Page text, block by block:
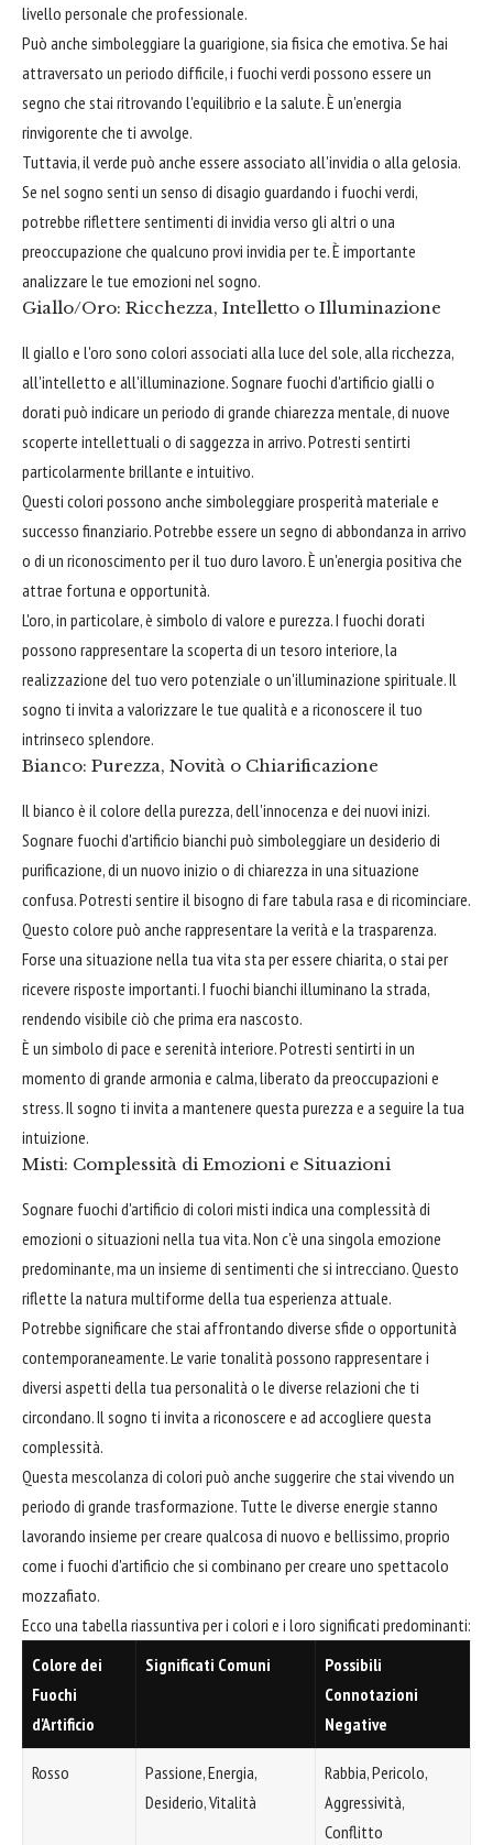
livello personale che professionale.
Può anche simboleggiare la guarigione, sia fisica che emotiva. Se hai
attraversato un periodo difficile, i fuochi verdi possono essere un
segno che stai ritrovando l'equilibrio e la salute. È un'energia
rinvigorente che ti avvolge.
Tuttavia, il verde può anche essere associato all'invidia o alla gelosia.
Se nel sogno senti un senso di disagio guardando i fuochi verdi,
potrebbe riflettere sentimenti di invidia verso gli altri o una
preoccupazione che qualcuno provi invidia per te. È importante
analizzare le tue emozioni nel sogno.
Giallo/Oro: Ricchezza, Intelletto o Illuminazione
Il giallo e l'oro sono colori associati alla luce del sole, alla ricchezza,
all'intelletto e all'illuminazione. Sognare fuochi d'artificio gialli o
dorati può indicare un periodo di grande chiarezza mentale, di nuove
scoperte intellettuali o di saggezza in arrivo. Potresti sentirti
particolarmente brillante e intuitivo.
Questi colori possono anche simboleggiare prosperità materiale e
successo finanziario. Potrebbe essere un segno di abbondanza in arrivo
o di un riconoscimento per il tuo duro lavoro. È un'energia positiva che
attrae fortuna e opportunità.
L'oro, in particolare, è simbolo di valore e purezza. I fuochi dorati
possono rappresentare la scoperta di un tesoro interiore, la
realizzazione del tuo vero potenziale o un'illuminazione spirituale. Il
sogno ti invita a valorizzare le tue qualità e a riconoscere il tuo
intrinseco splendore.
Bianco: Purezza, Novità o Chiarificazione
Il bianco è il colore della purezza, dell'innocenza e dei nuovi inizi.
Sognare fuochi d'artificio bianchi può simboleggiare un desiderio di
purificazione, di un nuovo inizio o di chiarezza in una situazione
confusa. Potresti sentire il bisogno di fare tabula rasa e di ricominciare.
Questo colore può anche rappresentare la verità e la trasparenza.
Forse una situazione nella tua vita sta per essere chiarita, o stai per
ricevere risposte importanti. I fuochi bianchi illuminano la strada,
rendendo visibile ciò che prima era nascosto.
È un simbolo di pace e serenità interiore. Potresti sentirti in un
momento di grande armonia e calma, liberato da preoccupazioni e
stress. Il sogno ti invita a mantenere questa purezza e a seguire la tua
intuizione.
Misti: Complessità di Emozioni e Situazioni
Sognare fuochi d'artificio di colori misti indica una complessità di
emozioni o situazioni nella tua vita. Non c'è una singola emozione
predominante, ma un insieme di sentimenti che si intrecciano. Questo
riflette la natura multiforme della tua esperienza attuale.
Potrebbe significare che stai affrontando diverse sfide o opportunità
contemporaneamente. Le varie tonalità possono rappresentare i
diversi aspetti della tua personalità o le diverse relazioni che ti
circondano. Il sogno ti invita a riconoscere e ad accogliere questa
complessità.
Questa mescolanza di colori può anche suggerire che stai vivendo un
periodo di grande trasformazione. Tutte le diverse energie stanno
lavorando insieme per creare qualcosa di nuovo e bellissimo, proprio
come i fuochi d'artificio che si combinano per creare uno spettacolo
mozzafiato.
Ecco una tabella riassuntiva per i colori e i loro significati predominanti:
Colore dei
Fuochi
d'Artificio
Significati Comuni
Possibili
Connotazioni
Negative
Rosso
Passione, Energia,
Desiderio, Vitalità
Rabbia, Pericolo,
Aggressività,
Conflitto